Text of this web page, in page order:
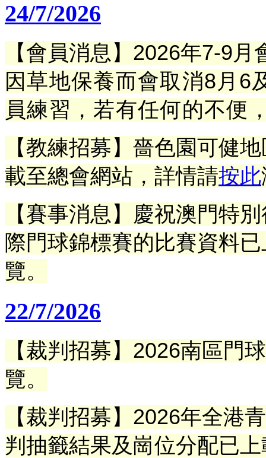
24/7/2026
【會員消息】2026年7-9
因草地保養而會取消8月6
員練習 ，若有任何的不便
【教練招募】嗇色園可健
載至總會網站 ， 詳情請按此
【賽事消息】慶祝澳門特
際門球錦標賽的比賽資料
覽。
22/7/2026
【裁判招募】2026南區門
覽。
【裁判招募】 2026年全港
判抽籤結果及崗位分配已